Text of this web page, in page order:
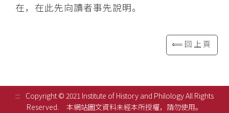
在，在此先向讀者事先說明。
⟸回上頁
:::
Copyright © 2021 Institute of History and Philology All Rights
Reserved.
本網站圖文資料未經本所授權，請勿使用。